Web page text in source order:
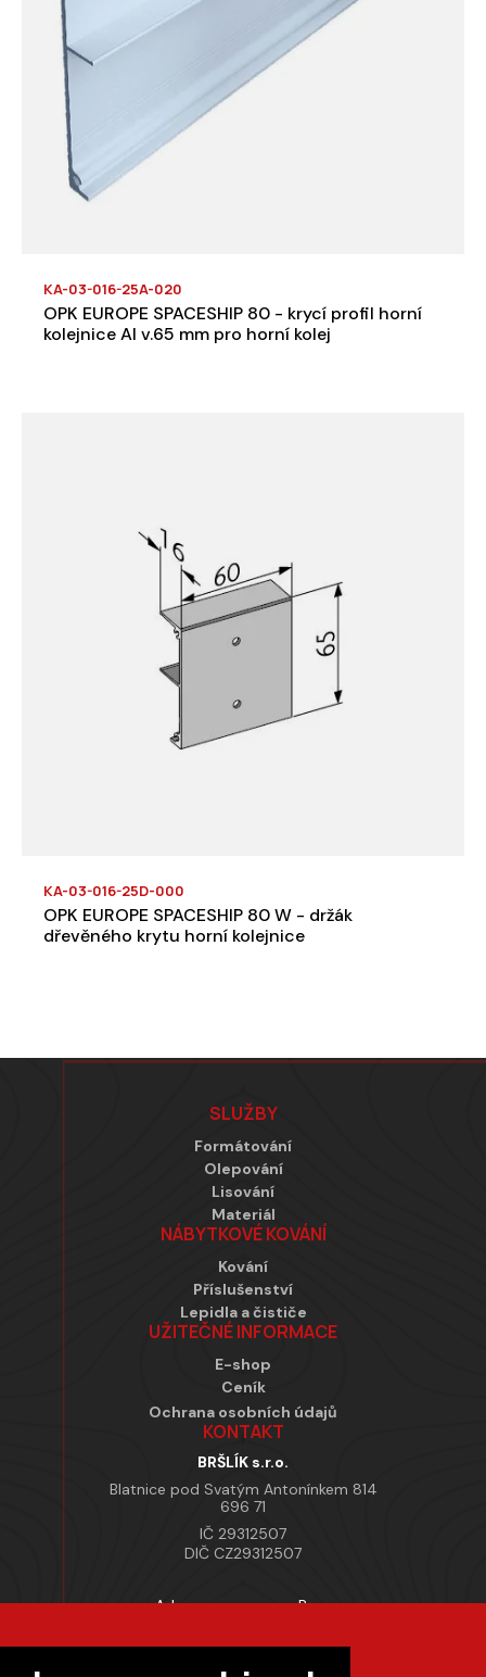
KA-03-016-25A-020
OPK EUROPE SPACESHIP 80 - krycí profil horní
kolejnice Al v.65 mm pro horní kolej
KA-03-016-25D-000
OPK EUROPE SPACESHIP 80 W - držák
dřevěného krytu horní kolejnice
Zápatí
SLUŽBY
Formátování
Olepování
Lisování
Materiál
NÁBYTKOVÉ KOVÁNÍ
Kování
Příslušenství
Lepidla a čističe
UŽITEČNÉ INFORMACE
E-shop
Ceník
Ochrana osobních údajů
KONTAKT
BRŠLÍK s.r.o.
Blatnice pod Svatým Antonínkem 814
696 71
IČ 29312507
DIČ CZ29312507
Adresa provozovny Brno
Pracovní doba
Po–Pá 7:00 – 15:30